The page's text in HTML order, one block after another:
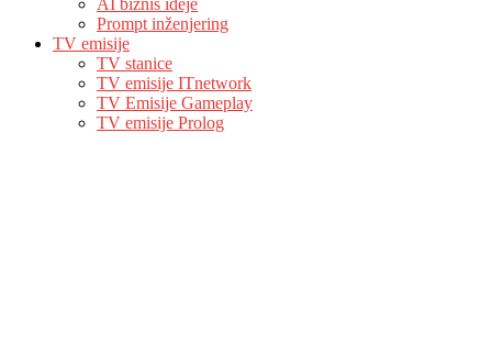
AI biznis ideje
Prompt inženjering
TV emisije
TV stanice
TV emisije ITnetwork
TV Emisije Gameplay
TV emisije Prolog